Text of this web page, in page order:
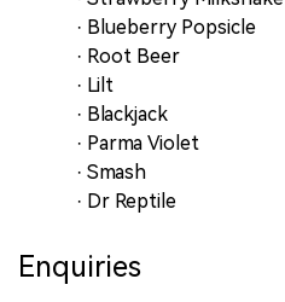
· Blueberry Popsicle
· Root Beer
· Lilt
· Blackjack
· Parma Violet
· Smash
· Dr Reptile
Enquiries